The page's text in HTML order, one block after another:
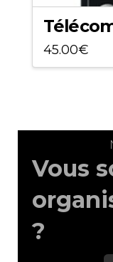
45.00€
Vous
?